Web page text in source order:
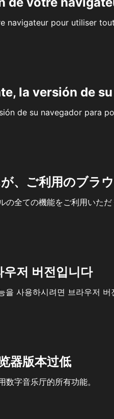
navigateur pour utiliser
la versión de
de su navegador para
、ご利用のブラ
の全ての機能をご利用いた
저 버전입니다
을 사용하시려면 브라우저
器版本过低
字音乐厅的所有功能。